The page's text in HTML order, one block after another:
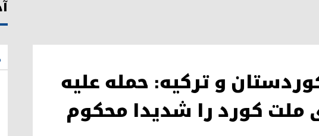
و ترکیه: حمله علیه
کورد را شدیدا محکوم